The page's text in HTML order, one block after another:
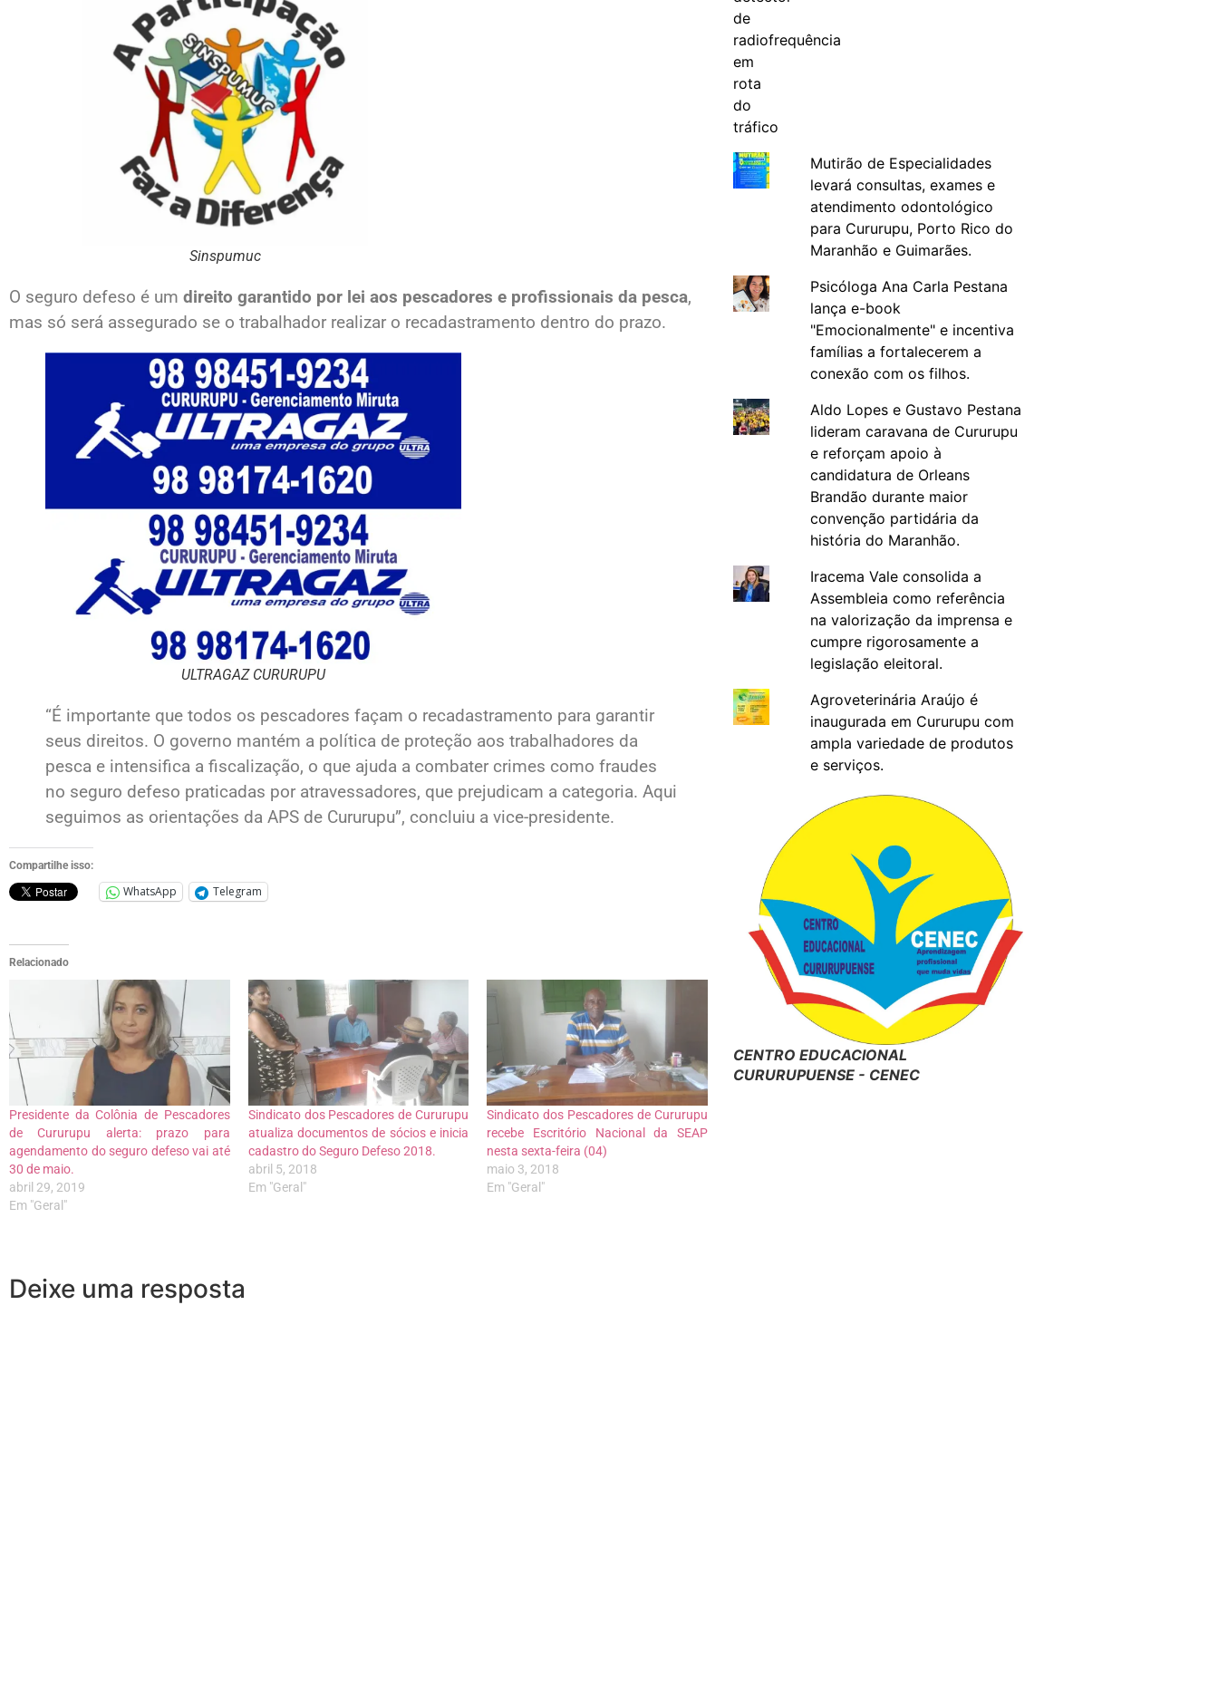
Sinspumuc
O seguro defeso é um direito garantido por lei aos pescadores e profissionais da pesca,
mas só será assegurado se o trabalhador realizar o recadastramento dentro do prazo.
ULTRAGAZ CURURUPU
“É importante que todos os pescadores façam o recadastramento para garantir
seus direitos. O governo mantém a política de proteção aos trabalhadores da
pesca e intensifica a fiscalização, o que ajuda a combater crimes como fraudes
no seguro defeso praticadas por atravessadores, que prejudicam a categoria. Aqui
seguimos as orientações da APS de Cururupu”, concluiu a vice-presidente.
Compartilhe isso:
WhatsApp Telegram
Relacionado
Presidente da Colônia de Pescadores
de Cururupu alerta: prazo para
agendamento do seguro defeso vai até
30 de maio.
abril 29, 2019
Em "Geral"
Sindicato dos Pescadores de Cururupu
atualiza documentos de sócios e inicia
cadastro do Seguro Defeso 2018.
abril 5, 2018
Em "Geral"
Sindicato dos Pescadores de Cururupu
recebe Escritório Nacional da SEAP
nesta sexta-feira (04)
maio 3, 2018
Em "Geral"
Deixe uma resposta
Mutirão de Especialidades
levará consultas, exames e
atendimento odontológico
para Cururupu, Porto Rico do
Maranhão e Guimarães.
Psicóloga Ana Carla Pestana
lança e-book
"Emocionalmente" e incentiva
famílias a fortalecerem a
conexão com os filhos.
Aldo Lopes e Gustavo Pestana
lideram caravana de Cururupu
e reforçam apoio à
candidatura de Orleans
Brandão durante maior
convenção partidária da
história do Maranhão.
Iracema Vale consolida a
Assembleia como referência
na valorização da imprensa e
cumpre rigorosamente a
legislação eleitoral.
Agroveterinária Araújo é
inaugurada em Cururupu com
ampla variedade de produtos
e serviços.
CENTRO EDUCACIONAL
CURURUPUENSE - CENEC